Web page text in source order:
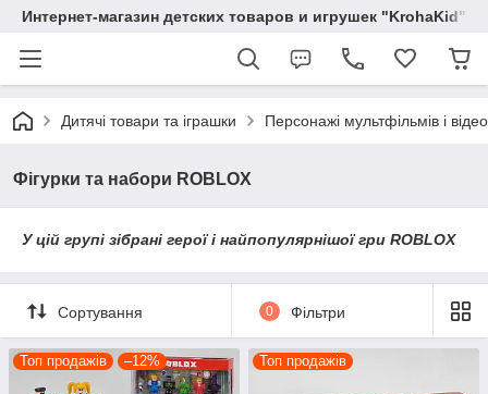
Интернет-магазин детских товаров и игрушек "KrohaKid"
Дитячі товари та іграшки Персонажі мультфільмів і
Фігурки та набори ROBLOX
У цій групі зібрані герої і найпопулярнішої гри ROBLOX
Сортування 0 Фільтри
Топ продажів –12% Топ продажів